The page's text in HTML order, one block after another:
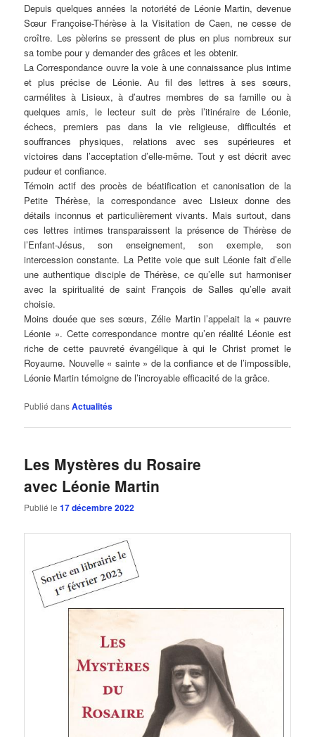
Depuis quelques années la notoriété de Léonie Martin, devenue
Sœur Françoise-Thérèse à la Visitation de Caen, ne cesse de
croître. Les pèlerins se pressent de plus en plus nombreux sur
sa tombe pour y demander des grâces et les obtenir.
La Correspondance ouvre la voie à une connaissance plus intime
et plus précise de Léonie. Au fil des lettres à ses sœurs,
carmélites à Lisieux, à d’autres membres de sa famille ou à
quelques amis, le lecteur suit de près l’itinéraire de Léonie,
échecs, premiers pas dans la vie religieuse, difficultés et
souffrances physiques, relations avec ses supérieures et
victoires dans l’acceptation d’elle-même. Tout y est décrit avec
pudeur et confiance.
Témoin actif des procès de béatification et canonisation de la
Petite Thérèse, la correspondance avec Lisieux donne des
détails inconnus et particulièrement vivants. Mais surtout, dans
ces lettres intimes transparaissent la présence de Thérèse de
l’Enfant-Jésus, son enseignement, son exemple, son
intercession constante. La Petite voie que suit Léonie fait d’elle
une authentique disciple de Thérèse, ce qu’elle sut harmoniser
avec la spiritualité de saint François de Salles qu’elle avait
choisie.
Moins douée que ses sœurs, Zélie Martin l’appelait la « pauvre
Léonie ». Cette correspondance montre qu’en réalité Léonie est
riche de cette pauvreté évangélique à qui le Christ promet le
Royaume. Nouvelle « sainte » de la confiance et de l’impossible,
Léonie Martin témoigne de l’incroyable efficacité de la grâce.
Publié dansActualités
Les Mystères du Rosaire
avec Léonie Martin
Publié le17 décembre 2022